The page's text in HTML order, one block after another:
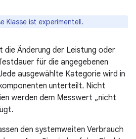
Klasse ist experimentell.
die Änderung der Leistung oder
für die angegebenen
ausgewählte Kategorie wird in
unterteilt. Nicht
werden dem Messwert „nicht
den systemweiten Verbrauch